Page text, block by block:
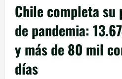
Chile completa su
de pandemia:
y más de 80 mil
días